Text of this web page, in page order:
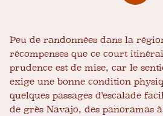
Peu de randonnées dans la
récompenses que ce court
prudence est de mise, car le
exige une bonne condition
quelques passages d'escalade
de grès Navajo, des panoramas